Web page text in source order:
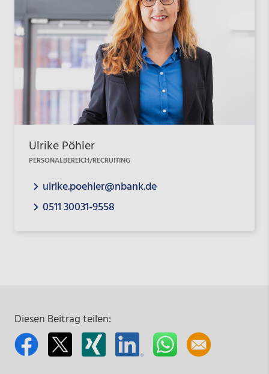
Ulrike Pöhler
PERSONALBEREICH/RECRUITING
ulrike.poehler@nbank.de
0511 30031-9558
Diesen Beitrag teilen: